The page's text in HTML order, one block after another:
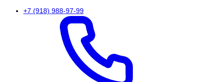
+7 (918) 988-97-99